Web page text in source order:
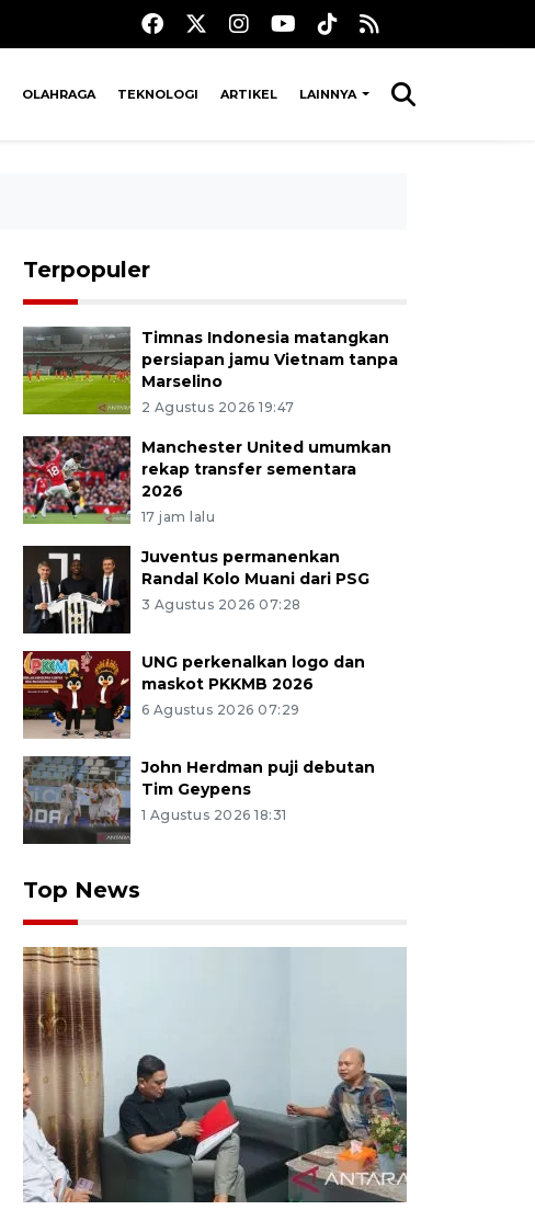
OLAHRAGA TEKNOLOGI ARTIKEL LAINNYA
Terpopuler
Timnas Indonesia matangkan
persiapan jamu Vietnam tanpa
Marselino
2 Agustus 2026 19:47
Manchester United umumkan
rekap transfer sementara
2026
17 jam lalu
Juventus permanenkan
Randal Kolo Muani dari PSG
3 Agustus 2026 07:28
UNG perkenalkan logo dan
maskot PKKMB 2026
6 Agustus 2026 07:29
John Herdman puji debutan
Tim Geypens
1 Agustus 2026 18:31
Top News